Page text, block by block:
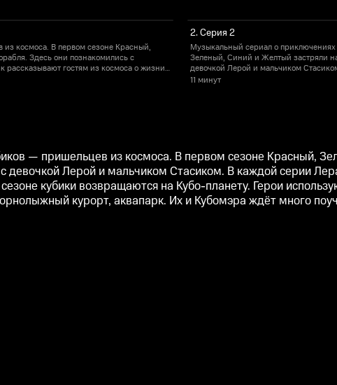
космоса. В первом сезоне Красный,
Здесь они познакомились с
гостям из космоса о жизни
на Кубо-планету. Герои
2. Серия 2
Музыкальный сериал о
Зеленый, Синий и Желтый застряли
девочкой Лерой и мальчиком
и правилах поведения на нашей
11 минут
— пришельцев из космоса. В первом сезоне Красный,
девочкой Лерой и мальчиком Стасиком. В каждой серии
кубики возвращаются на Кубо-планету. Герои
курорт, аквапарк. Их и Кубомэра ждёт много